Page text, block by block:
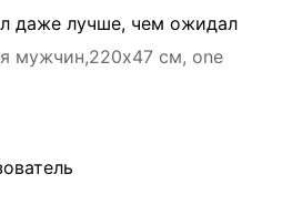
даже лучше, чем ожидал
мужчин,220х47 см, one